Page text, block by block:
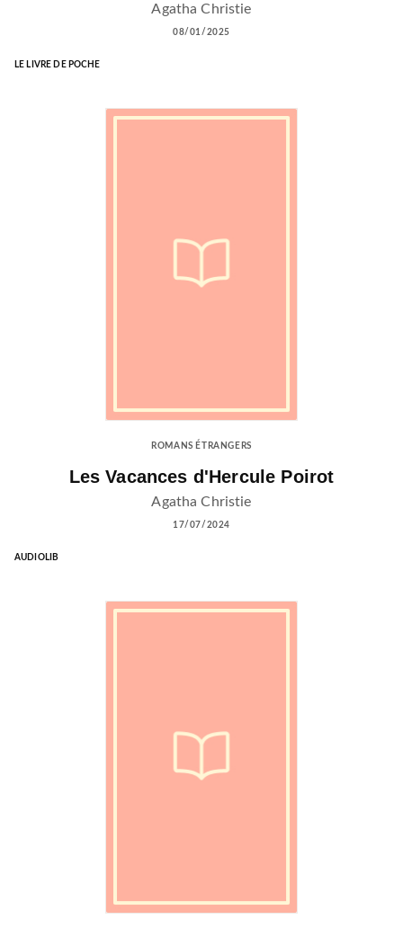
Agatha Christie
08/01/2025
LE LIVRE DE POCHE
ROMANS ÉTRANGERS
Les Vacances d'Hercule Poirot
Agatha Christie
17/07/2024
AUDIOLIB